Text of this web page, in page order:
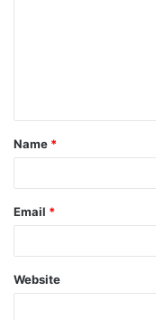
t
*
Name *
Email *
Website